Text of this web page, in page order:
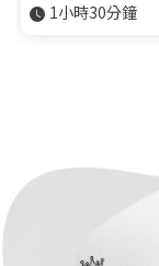
1小時30分鐘